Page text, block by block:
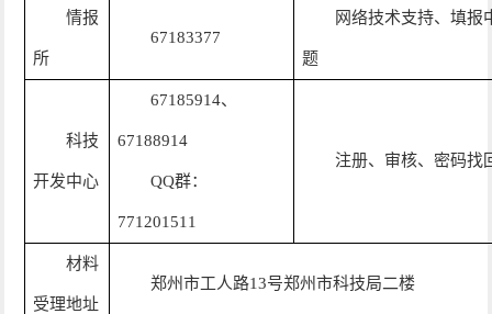
情报
所
67183377
网络技术支持、填报
题
科技
开发中心
67185914、
67188914
QQ群：
771201511
注册、审核、密码找
材料
受理地址
郑州市工人路13号郑州市科技局二楼